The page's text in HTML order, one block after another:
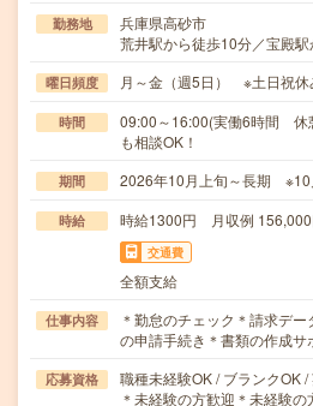
勤務地
兵庫県高砂市
荒井駅から徒歩10分／宝殿
曜日頻度 月～金（週5日） ※土日祝休
時間
09:00～16:00(実働6時間 休
も相談OK！
期間 2026年10月上旬～長期 ※10
時給 時給1300円 月収例 156,000
交通費
全額支給
仕事内容
＊勤怠のチェック＊請求デ
の申請手続き＊書類の作成
応募資格
職種未経験OK / ブランクOK
＊未経験の方歓迎＊未経験